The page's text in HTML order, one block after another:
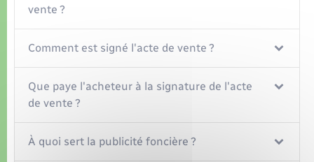
vente ?
Comment est signé l'acte de vente ?
Que paye l'acheteur à la signature de l'acte
de vente ?
À quoi sert la publicité foncière ?